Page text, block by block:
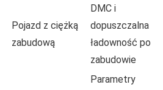
Pojazd z ciężką
zabudową
DMC i
dopuszczalna
ładowność po
zabudowie
Parametry